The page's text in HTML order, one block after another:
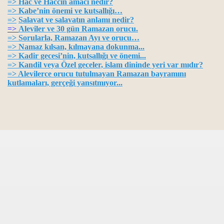
=> Hac ve Haccın amacı nedir?
=> Kabe’nin önemi ve kutsallığı…
=> Salavat ve salavatın anlamı nedir?
=> Aleviler ve 30 gün Ramazan orucu.
=> Sorularla, Ramazan Ayı ve orucu…
=> Namaz kılsan, kılmayana dokunma...
=> Kadir gecesi’nin, kutsallığı ve önemi...
=> Kandil veya Özel geceler, islam dininde yeri var mıdır?
=> Alevilerce orucu tutulmayan Ramazan bayramını
kutlamaları, gerçeği yansıtmıyor...
muhabbeti…